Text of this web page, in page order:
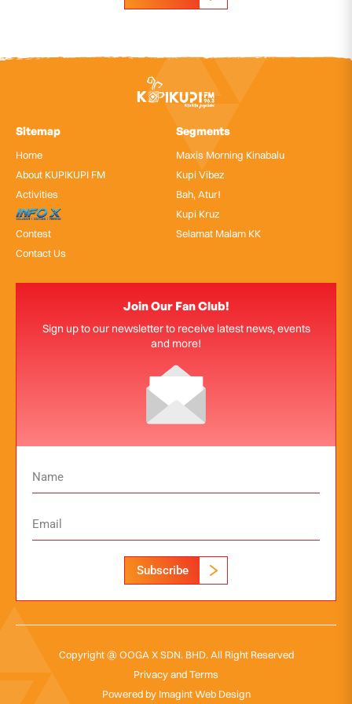
Sitemap
Home
About KUPIKUPI FM
Activities
InfoX
Contest
Contact Us
Segments
Maxis Morning Kinabalu
Kupi Vibez
Bah, Atur!
Kupi Kruz
Selamat Malam KK
Join Our Fan Club!
Sign up to our newsletter to receive latest news, events
and more!
Subscribe
Copyright @ OOGA X SDN. BHD. All Right Reserved
Privacy and Terms
Powered by Imagint Web Design